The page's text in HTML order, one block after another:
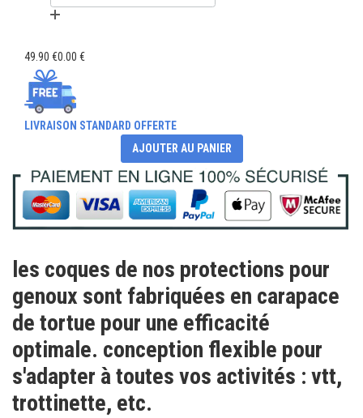
49.90 €0.00 €
LIVRAISON STANDARD OFFERTE
AJOUTER AU PANIER
les coques de nos protections pour
genoux sont fabriquées en carapace
de tortue pour une efficacité
optimale. conception flexible pour
s'adapter à toutes vos activités : vtt,
trottinette, etc.